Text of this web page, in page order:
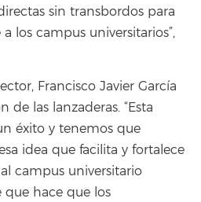
sin transbordos para
los campus universitarios”,
Francisco Javier García
de las lanzaderas. “Esta
éxito y tenemos que
idea que facilita y fortalece
campus universitario
hace que los